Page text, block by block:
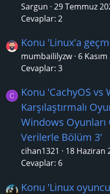
Sargun 29 Temmuz
Cevaplar: 2
Konu 'Linux'a
mumbaililyzw 6
Cevaplar: 3
C
Konu 'CachyOS vs
Karşılaştırmalı
Windows Oyunları
Verilerle Bölüm 3'
cihan1321
18 Haziran
Cevaplar: 6
Konu 'Linux